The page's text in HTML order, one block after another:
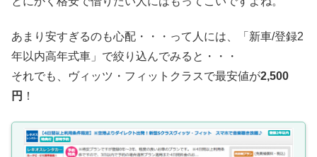
あまり安すぎるのも心配・・・って人には、「新車/登録2
年以内高年式車」で絞り込んでみると・・・
それでも、ヴィッツ・フィットクラスで最安値が2,500
円 ！